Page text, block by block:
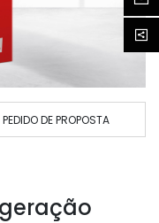
PEDIDO DE PROPOSTA